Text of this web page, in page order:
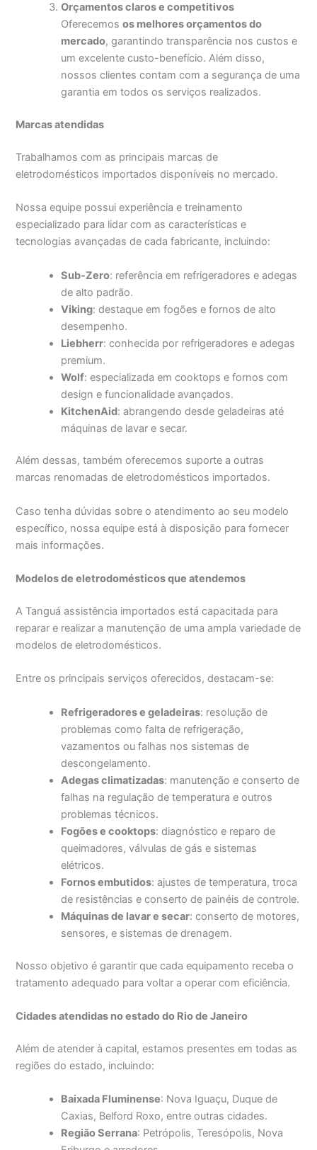
Orçamentos claros e competitivos
Oferecemosos melhores orçamentos do
mercado, garantindo transparência nos custos e
um excelente custo-benefício. Além disso,
nossos clientes contam com a segurança de uma
garantia em todos os serviços realizados.
Marcas atendidas
Trabalhamos com as principais marcas de
eletrodomésticos importados disponíveis no mercado.
Nossa equipe possui experiência e treinamento
especializado para lidar com as características e
tecnologias avançadas de cada fabricante, incluindo:
Sub-Zero: referência em refrigeradores e adegas
de alto padrão.
Viking: destaque em fogões e fornos de alto
desempenho.
Liebherr: conhecida por refrigeradores e adegas
premium.
Wolf: especializada em cooktops e fornos com
design e funcionalidade avançados.
KitchenAid: abrangendo desde geladeiras até
máquinas de lavar e secar.
Além dessas, também oferecemos suporte a outras
marcas renomadas de eletrodomésticos importados.
Caso tenha dúvidas sobre o atendimento ao seu modelo
específico, nossa equipe está à disposição para fornecer
mais informações.
Modelos de eletrodomésticos que atendemos
A Tanguá assistência importados está capacitada para
reparar e realizar a manutenção de uma ampla variedade de
modelos de eletrodomésticos.
Entre os principais serviços oferecidos, destacam-se:
Refrigeradores e geladeiras: resolução de
problemas como falta de refrigeração,
vazamentos ou falhas nos sistemas de
descongelamento.
Adegas climatizadas: manutenção e conserto de
falhas na regulação de temperatura e outros
problemas técnicos.
Fogões e cooktops: diagnóstico e reparo de
queimadores, válvulas de gás e sistemas
elétricos.
Fornos embutidos: ajustes de temperatura, troca
de resistências e conserto de painéis de controle.
Máquinas de lavar e secar: conserto de motores,
sensores, e sistemas de drenagem.
Nosso objetivo é garantir que cada equipamento receba o
tratamento adequado para voltar a operar com eficiência.
Cidades atendidas no estado do Rio de Janeiro
Além de atender à capital, estamos presentes em todas as
regiões do estado, incluindo:
Baixada Fluminense: Nova Iguaçu, Duque de
Caxias, Belford Roxo, entre outras cidades.
Região Serrana: Petrópolis, Teresópolis, Nova